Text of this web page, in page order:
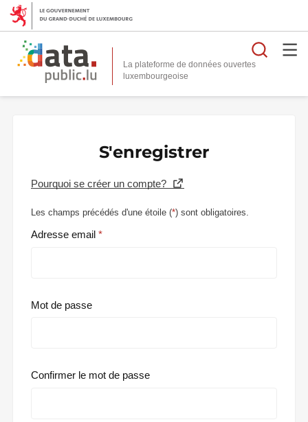
La plateforme de données ouvertes
S'enregistrer
Pourquoi se créer un compte?
Les champs précédés d'une étoile (*) sont obligatoires.
Adresse email
Mot de passe
Confirmer le mot de passe